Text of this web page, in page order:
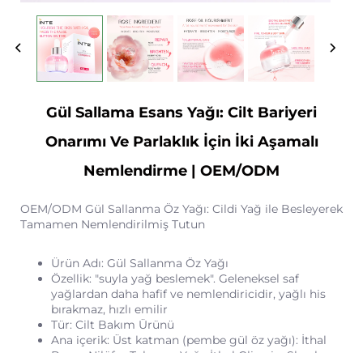
Gül Sallama Esans Yağı: Cilt Bariyeri
Onarımı Ve Parlaklık İçin İki Aşamalı
Nemlendirme | OEM/ODM
OEM/ODM Gül Sallanma Öz Yağı: Cildi Yağ ile Besleyerek
Tamamen Nemlendirilmiş Tutun
Ürün Adı: Gül Sallanma Öz Yağı
Özellik: "suyla yağ beslemek". Geleneksel saf
yağlardan daha hafif ve nemlendiricidir, yağlı his
bırakmaz, hızlı emilir
Tür: Cilt Bakım Ürünü
Ana içerik: Üst katman (pembe gül öz yağı): İthal